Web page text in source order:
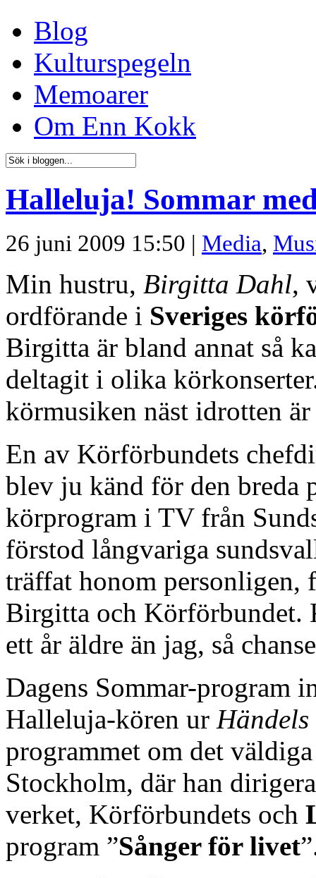
Blog
Kulturspegeln
Memoarer
Om Enn Kokk
Halleluja! Sommar
26 juni 2009 15:50 | Media,
Min hustru, Birgitta Dahl,
ordförande i Sveriges
Birgitta är bland annat så
deltagit i olika
körmusiken näst idrotten
En av Körförbundets
blev ju känd för den breda
körprogram i TV från
förstod långvariga
träffat honom personligen,
Birgitta och Körförbundet.
ett år äldre än jag, så
Dagens Sommar-program
Halleluja-kören ur Händels
programmet om det
Stockholm, där han
verket, Körförbundets och
program ”Sånger för livet